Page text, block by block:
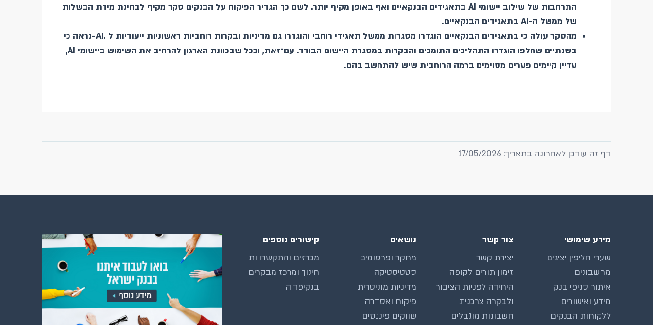
התרחבות של שילוב יישומי AI בתאגידים הבנקאיים ואף באופן מקיף יותר. לשם כך הגדיר הפיקוח על הבנקים סקר מקיף לבחינת מידת הבשלות
של ממשל ה-AI בתאגידים הבנקאיים.
מהסקר עולה כי בתאגידים הבנקאיים הוגדרו מסגרות ממשל תאגידי רוחבי והוגדרו גם מדיניות ובקרות רוחביות ראשוניות ייעודיות ל .AI-
נראה כי
בשנתיים שחלפו הוגדרו התהליכים התומכים והבקרות במסגרת היישום הבודד. עם־זאת, וככל שבכוונת הארגון להרחיב את השימוש ביישומי AI
,
עדיין קיימים פערים מסוימים ברמה הרוחבית שיש להתחשב בהם.
דף זה עודכן לאחרונה בתאריך: 17/05/2026
מידע שימושי
שערי חליפין יציגים
מחשבונים
איתור סניפי בנק
מידע ואישורים
ללקוחות הבנקים
צור קשר
יצירת קשר
זימון תורים לקופה
היחידה לפניות הציבור
ולבקרה צרכנית
חשבונות מוגבלים
נושאים
מחקר ופרסומים
סטטיסטיקה
מדיניות מוניטרית
פיקוח ואסדרה
שווקים פיננסים
קישורים נוספים
מכרזים והתקשרויות
חינוך ומרכז מבקרים
בנקיפדיה